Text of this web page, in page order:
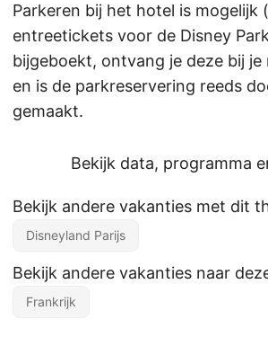
Parkeren bij het hotel is mogelijk
entreetickets voor de Disney
bijgeboekt, ontvang je deze bij je
en is de parkreservering reeds
gemaakt.
Bekijk data, programma
Bekijk andere vakanties met dit
Disneyland Parijs
Bekijk andere vakanties naar
Frankrijk